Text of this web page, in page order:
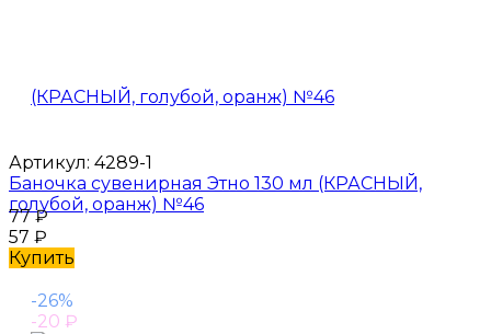
Артикул: 4289-1
Баночка сувенирная Этно 130 мл (КРАСНЫЙ,
голубой, оранж) №46
77₽
57 ₽
Купить
-26%
-20 ₽